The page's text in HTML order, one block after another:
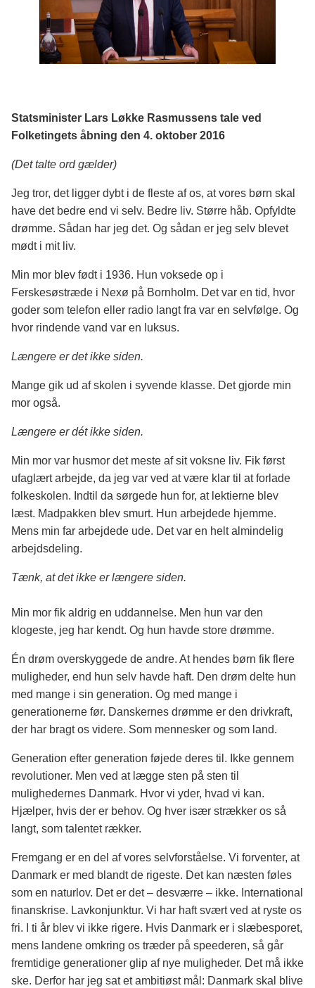
Statsminister Lars Løkke Rasmussens tale ved
Folketingets åbning den 4. oktober 2016
(Det talte ord gælder)
Jeg tror, det ligger dybt i de fleste af os, at vores børn skal
have det bedre end vi selv. Bedre liv. Større håb. Opfyldte
drømme. Sådan har jeg det. Og sådan er jeg selv blevet
mødt i mit liv.
Min mor blev født i 1936. Hun voksede op i
Ferskesøstræde i Nexø på Bornholm. Det var en tid, hvor
goder som telefon eller radio langt fra var en selvfølge. Og
hvor rindende vand var en luksus.
Længere er det ikke siden.
Mange gik ud af skolen i syvende klasse. Det gjorde min
mor også.
Længere er dét ikke siden.
Min mor var husmor det meste af sit voksne liv. Fik først
ufaglært arbejde, da jeg var ved at være klar til at forlade
folkeskolen. Indtil da sørgede hun for, at lektierne blev
læst. Madpakken blev smurt. Hun arbejdede hjemme.
Mens min far arbejdede ude. Det var en helt almindelig
arbejdsdeling.
Tænk, at det ikke er længere siden.
Min mor fik aldrig en uddannelse. Men hun var den
klogeste, jeg har kendt. Og hun havde store drømme.
Én drøm overskyggede de andre. At hendes børn fik flere
muligheder, end hun selv havde haft. Den drøm delte hun
med mange i sin generation. Og med mange i
generationerne før. Danskernes drømme er den drivkraft,
der har bragt os videre. Som mennesker og som land.
Generation efter generation føjede deres til. Ikke gennem
revolutioner. Men ved at lægge sten på sten til
mulighedernes Danmark. Hvor vi yder, hvad vi kan.
Hjælper, hvis der er behov. Og hver især strækker os så
langt, som talentet rækker.
Fremgang er en del af vores selvforståelse. Vi forventer, at
Danmark er med blandt de rigeste. Det kan næsten føles
som en naturlov. Det er det – desværre – ikke. International
finanskrise. Lavkonjunktur. Vi har haft svært ved at ryste os
fri. I ti år blev vi ikke rigere. Hvis Danmark er i slæbesporet,
mens landene omkring os træder på speederen, så går
fremtidige generationer glip af nye muligheder. Det må ikke
ske. Derfor har jeg sat et ambitiøst mål: Danmark skal blive